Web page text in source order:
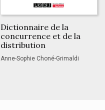
Dictionnaire de la
concurrence et de la
distribution
Anne-Sophie Choné-Grimaldi